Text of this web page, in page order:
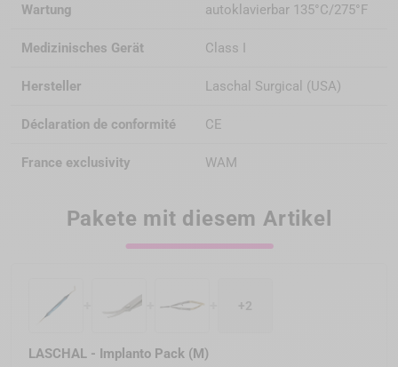
Wartung autoklavierbar 135°C/275°F
Medizinisches Gerät Class I
Hersteller Laschal Surgical (USA)
Déclaration de conformité CE
France exclusivity WAM
Pakete mit diesem Artikel
+2
LASCHAL - Implanto Pack (M)